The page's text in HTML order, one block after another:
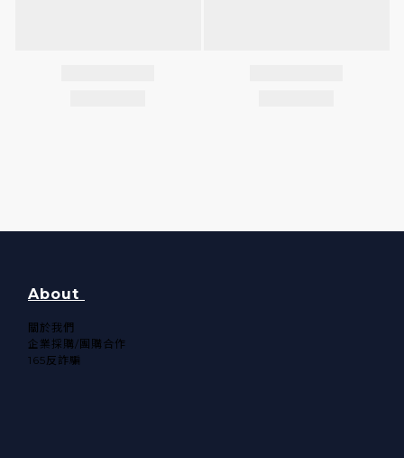
About
關於我們​
企業採購/團購合作
165反詐騙